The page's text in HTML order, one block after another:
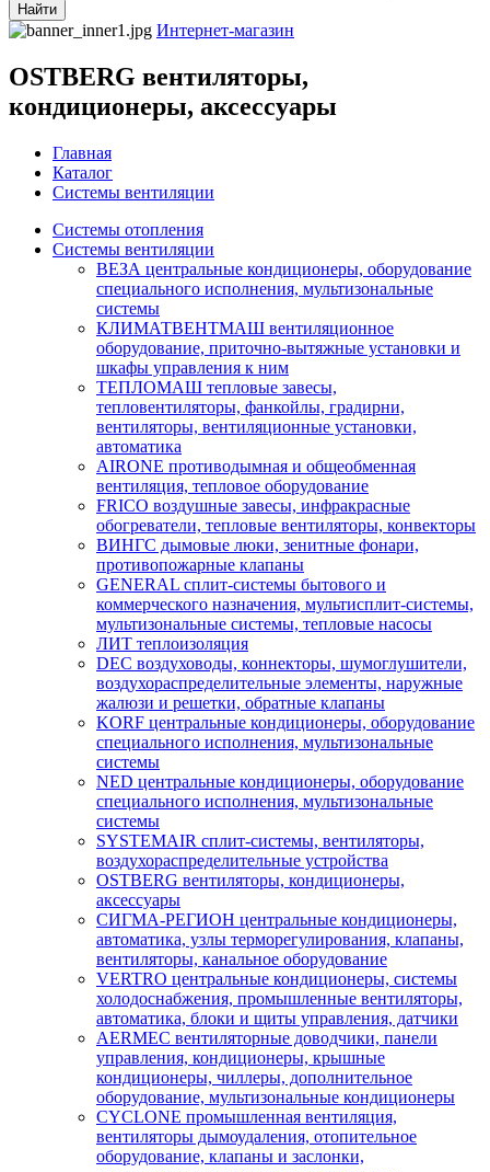
Найти
Интернет-магазин
OSTBERG вентиляторы,
кондиционеры, аксессуары
Главная
Каталог
Системы вентиляции
Системы отопления
Системы вентиляции
ВЕЗА центральные кондиционеры, оборудование
специального исполнения, мультизональные
системы
КЛИМАТВЕНТМАШ вентиляционное
оборудование, приточно-вытяжные установки и
шкафы управления к ним
ТЕПЛОМАШ тепловые завесы,
тепловентиляторы, фанкойлы, градирни,
вентиляторы, вентиляционные установки,
автоматика
AIRONE противодымная и общеобменная
вентиляция, тепловое оборудование
FRICO воздушные завесы, инфракрасные
обогреватели, тепловые вентиляторы, конвекторы
ВИНГС дымовые люки, зенитные фонари,
противопожарные клапаны
GENERAL сплит-системы бытового и
коммерческого назначения, мультисплит-системы,
мультизональные системы, тепловые насосы
ЛИТ теплоизоляция
DEC воздуховоды, коннекторы, шумоглушители,
воздухораспределительные элементы, наружные
жалюзи и решетки, обратные клапаны
KORF центральные кондиционеры, оборудование
специального исполнения, мультизональные
системы
NED центральные кондиционеры, оборудование
специального исполнения, мультизональные
системы
SYSTEMAIR сплит-системы, вентиляторы,
воздухораспределительные устройства
OSTBERG вентиляторы, кондиционеры,
аксессуары
СИГМА-РЕГИОН центральные кондиционеры,
автоматика, узлы терморегулирования, клапаны,
вентиляторы, канальное оборудование
VERTRO центральные кондиционеры, системы
холодоснабжения, промышленные вентиляторы,
автоматика, блоки и щиты управления, датчики
AERMEC вентиляторные доводчики, панели
управления, кондиционеры, крышные
кондиционеры, чиллеры, дополнительное
оборудование, мультизональные кондиционеры
CYCLONE промышленная вентиляция,
вентиляторы дымоудаления, отопительное
оборудование, клапаны и заслонки,